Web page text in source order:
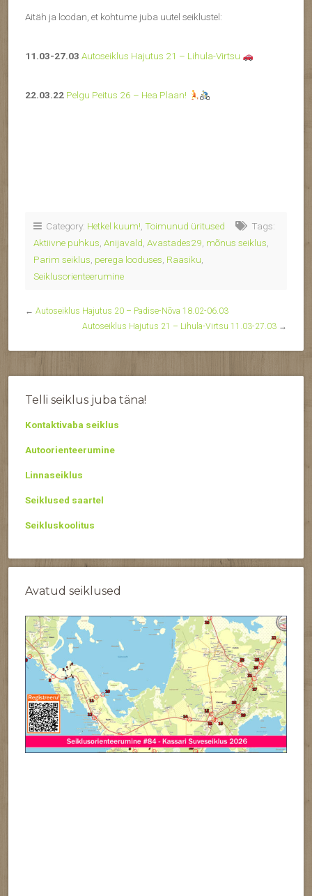
Aitäh ja loodan, et kohtume juba uutel seiklustel:
11.03-27.03 Autoseiklus Hajutus 21 – Lihula-Virtsu
22.03.22 Pelgu Peitus 26 – Hea Plaan!
Category: Hetkel kuum!, Toimunud üritused
Tags:
Aktiivne puhkus, Anijavald, Avastades29, mõnus seiklus,
Parim seiklus, perega looduses, Raasiku,
Seiklusorienteerumine
← Autoseiklus Hajutus 20 – Padise-Nõva 18.02-06.03
Autoseiklus Hajutus 21 – Lihula-Virtsu 11.03-27.03 →
Telli seiklus juba täna!
Kontaktivaba seiklus
Autoorienteerumine
Linnaseiklus
Seiklused saartel
Seikluskoolitus
Avatud seiklused